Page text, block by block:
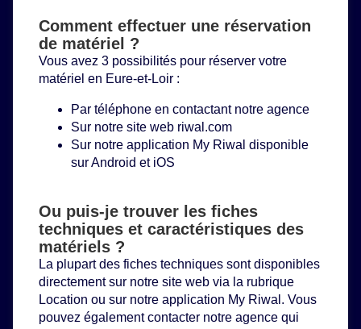
Comment effectuer une réservation
de matériel ?
Vous avez 3 possibilités pour réserver votre
matériel en Eure-et-Loir :
Par téléphone en contactant notre agence
Sur notre site web riwal.com
Sur notre application My Riwal disponible
sur Android et iOS
Ou puis-je trouver les fiches
techniques et caractéristiques des
matériels ?
La plupart des fiches techniques sont disponibles
directement sur notre site web via la rubrique
Location ou sur notre application My Riwal. Vous
pouvez également contacter notre agence qui